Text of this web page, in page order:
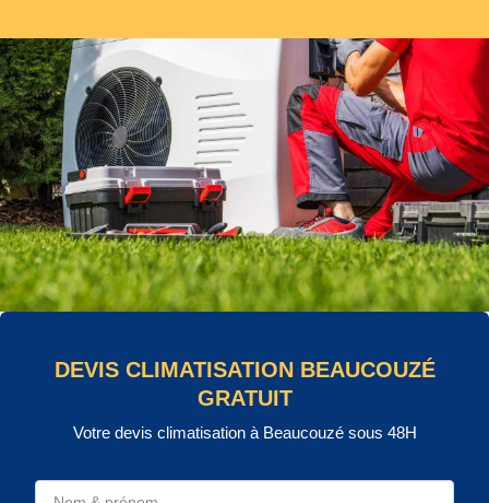
DEVIS CLIMATISATION BEAUCOUZÉ
GRATUIT
Votre devis climatisation à Beaucouzé sous 48H